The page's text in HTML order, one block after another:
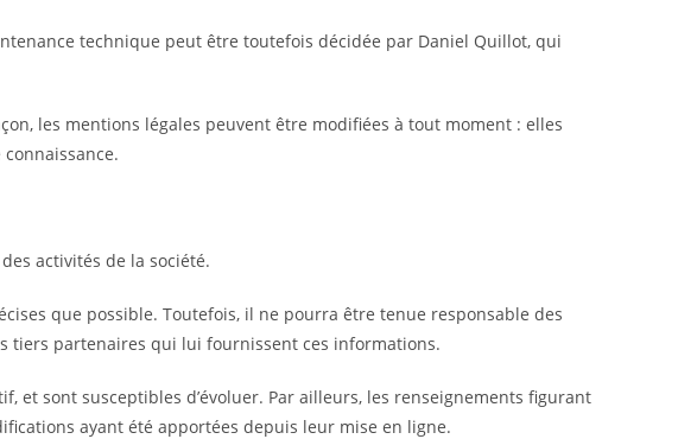
technique peut être toutefois décidée par Daniel Quillot, qui
les mentions légales peuvent être modifiées à tout moment : elles
activités de la société.
que possible. Toutefois, il ne pourra être tenue responsable des
tiers partenaires qui lui fournissent ces informations.
et sont susceptibles d’évoluer. Par ailleurs, les renseignements figurant
ayant été apportées depuis leur mise en ligne.